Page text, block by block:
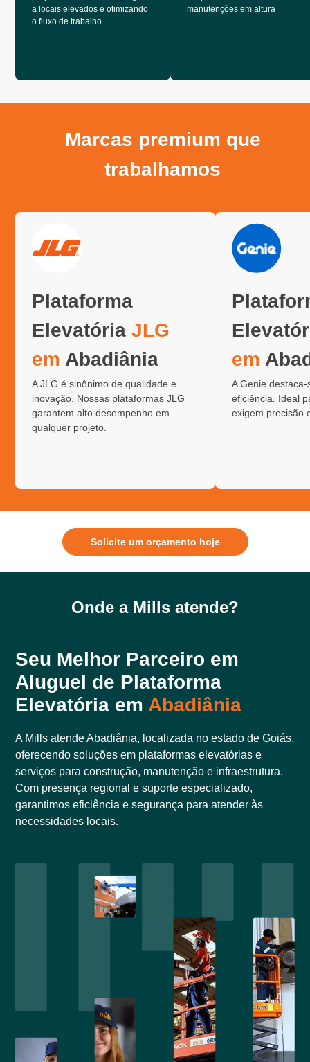
a locais elevados e otimizando
o fluxo de trabalho.
manutenções em altura
Marcas premium que
trabalhamos
Plataforma
ElevatóriaJLG
em Abadiânia
A JLG é sinônimo de qualidade e
inovação. Nossas plataformas JLG
garantem alto desempenho em
qualquer projeto.
em
A Genie
eficiência. Ideal
exigem precisão
Solicite um orçamento hoje
Onde a Mills atende?
Seu Melhor Parceiro em
Aluguel de Plataforma
Elevatória emAbadiânia
A Mills atende Abadiânia, localizada no estado de Goiás,
oferecendo soluções em plataformas elevatórias e
serviços para construção, manutenção e infraestrutura.
Com presença regional e suporte especializado,
garantimos eficiência e segurança para atender às
necessidades locais.